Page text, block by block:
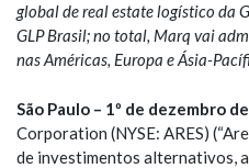
global de real estate logístico da
GLP Brasil; no total, Marq vai
nas Américas, Europa e Ásia-
São Paulo – 1º de dezembro
Corporation (NYSE: ARES)
de investimentos alternativos,